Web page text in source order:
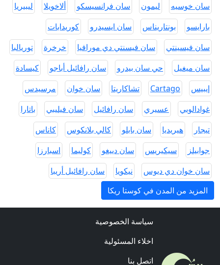
سان خوسيه ليمون سان فرانسيسكو ألاخويلا
ليبيريا
بارايسو
بونتاريناس سان ايسيدرو
كوريدابات
سان فيسينتي
سان فيسنتي دي مورافيا خرخرة
توريالبا
سان ميغيل
حي سان بيدرو سان رافائيل أباجو
كيسادة
إيبيس
Cartago تشاكاريتا سان خوان
مرسيدس
غوادالوبي
عسيري سان رافائيل سان فيليبي
باتارا
تيجار
هيريديا سان بابلو كالي بلانكوس
كاناس
جوابيلز
سيكيريس سان دييغو كوليما
اسبارزا
سان خوان دي ديوس
نيكويا
سان رافائيل أريبا
المزيد من المدن في كوستا ريكا
سياسة الخصوصية
اخلاء المسئولية
اتصل بنا